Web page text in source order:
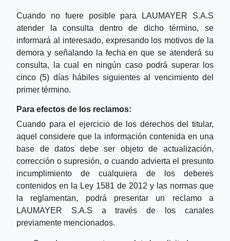
Cuando no fuere posible para LAUMAYER S.A.S
atender la consulta dentro de dicho término, se
informará al interesado, expresando los motivos de la
demora y señalando la fecha en que se atenderá su
consulta, la cual en ningún caso podrá superar los
cinco (5) días hábiles siguientes al vencimiento del
primer término.
Para efectos de los reclamos:
Cuando para el ejercicio de los derechos del titular,
aquel considere que la información contenida en una
base de datos debe ser objeto de actualización,
corrección o supresión, o cuando advierta el presunto
incumplimiento de cualquiera de los deberes
contenidos en la Ley 1581 de 2012 y las normas que
la reglamentan, podrá presentar un reclamo a
LAUMAYER S.A.S a través de los canales
previamente mencionados.